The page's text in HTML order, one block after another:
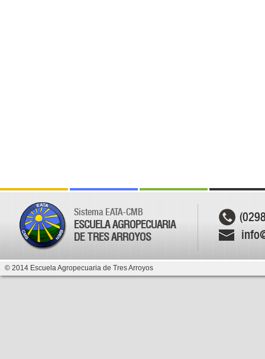
Sistema EATA-CMB
ESCUELA AGROPECUARIA
DE TRES ARROYOS
© 2014 Escuela Agropecuaria de Tres Arroyos